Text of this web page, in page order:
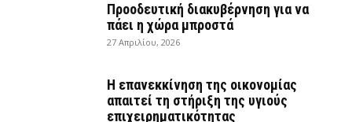
Προοδευτική διακυβέρνηση για να
πάει η χώρα μπροστά
27 Απριλίου, 2026
Η επανεκκίνηση της οικονομίας
απαιτεί τη στήριξη της υγιούς
επιχειρηματικότητας